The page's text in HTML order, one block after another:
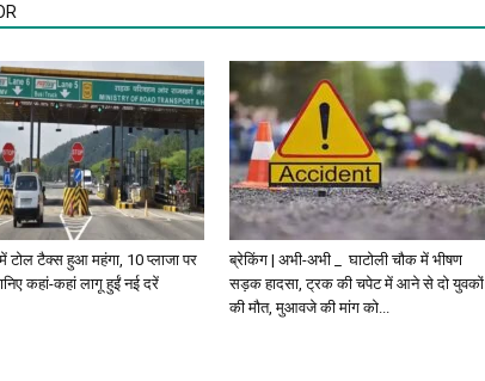
टोल टैक्स हुआ महंगा, 10 प्लाजा पर
कहां-कहां लागू हुईं नई दरें
ब्रेकिंग | अभी-अभी _ घाटोली चौक में भीषण
सड़क हादसा, ट्रक की चपेट में आने से दो युवकों
की मौत, मुआवजे की मांग को...